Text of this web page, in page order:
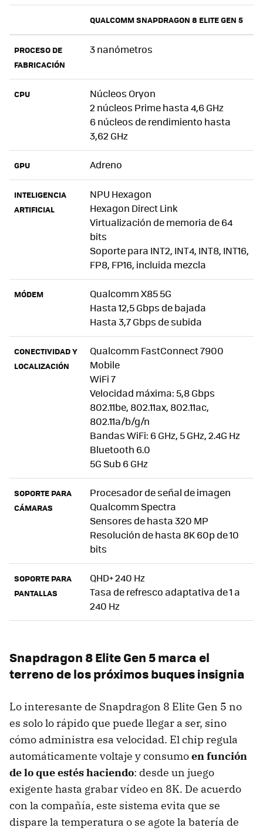
QUALCOMM SNAPDRAGON 8 ELITE GEN 5
PROCESO DE
FABRICACIÓN
3 nanómetros
CPU
Núcleos Oryon
2 núcleos Prime hasta 4,6 GHz
6 núcleos de rendimiento hasta
3,62 GHz
GPU Adreno
INTELIGENCIA
ARTIFICIAL
NPU Hexagon
Hexagon Direct Link
Virtualización de memoria de 64
bits
Soporte para INT2, INT4, INT8, INT16,
FP8, FP16, incluida mezcla
MÓDEM
Qualcomm X85 5G
Hasta 12,5 Gbps de bajada
Hasta 3,7 Gbps de subida
CONECTIVIDAD Y
LOCALIZACIÓN
Qualcomm FastConnect 7900
Mobile
WiFi 7
Velocidad máxima: 5,8 Gbps
802.11be, 802.11ax, 802.11ac,
802.11a/b/g/n
Bandas WiFi: 6 GHz, 5 GHz, 2.4G Hz
Bluetooth 6.0
5G Sub 6 GHz
SOPORTE PARA
CÁMARAS
Procesador de señal de imagen
Qualcomm Spectra
Sensores de hasta 320 MP
Resolución de hasta 8K 60p de 10
bits
SOPORTE PARA
PANTALLAS
QHD+ 240 Hz
Tasa de refresco adaptativa de 1 a
240 Hz
Snapdragon 8 Elite Gen 5 marca el
terreno de los próximos buques insignia
Lo interesante de Snapdragon 8 Elite Gen 5 no
es solo lo rápido que puede llegar a ser, sino
cómo administra esa velocidad. El chip regula
automáticamente voltaje y consumoen función
de lo que estés haciendo: desde un juego
exigente hasta grabar vídeo en 8K. De acuerdo
con la compañía, este sistema evita que se
dispare la temperatura o se agote la batería de